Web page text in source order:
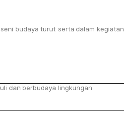
seni budaya turut serta dalam kegiatan
dan berbudaya lingkungan